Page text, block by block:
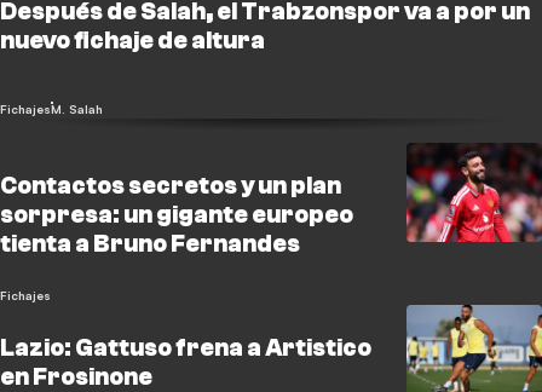
Después de Salah, el Trabzonspor va a por un
nuevo fichaje de altura
FichajesM. Salah
Contactos secretos y un plan
sorpresa: un gigante europeo
tienta a Bruno Fernandes
Fichajes
Lazio: Gattuso frena a Artistico
en Frosinone